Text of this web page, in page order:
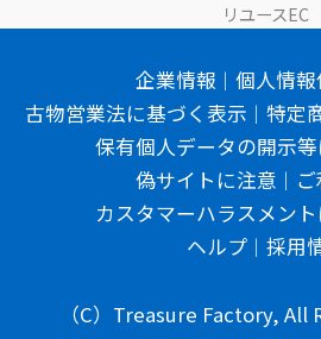
リユースEC
企業情報
個人情
古物営業法に基づく表示
特定
保有個人データの開示
偽サイトに注意
カスタマーハラスメン
ヘルプ
採用
（C）Treasure Factory,